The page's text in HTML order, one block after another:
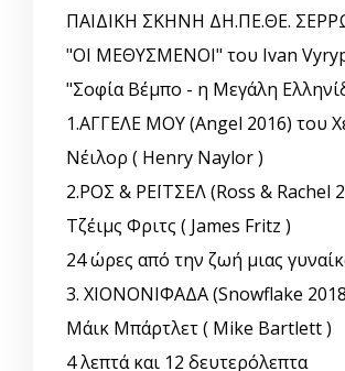
ΠΑΙΔΙΚΗ ΣΚΗΝΗ ΔΗ.ΠΕ.ΘΕ.
"ΟΙ ΜΕΘΥΣΜΕΝΟΙ" του Ivan
"Σοφία Βέμπο - η Μεγάλη
1.ΑΓΓΕΛΕ ΜΟΥ (Angel 2016) του
Νέιλορ ( Henry Naylor )
2.ΡΟΣ & ΡΕΪΤΣΕΛ (Ross & Rachel
Τζέιμς Φριτς ( James Fritz )
24 ώρες από την ζωή μιας
3. ΧΙΟΝΟΝΙΦΑΔΑ (Snowflake
Μάικ Μπάρτλετ ( Mike Bartlett )
4 λεπτά και 12 δευτερόλεπτα